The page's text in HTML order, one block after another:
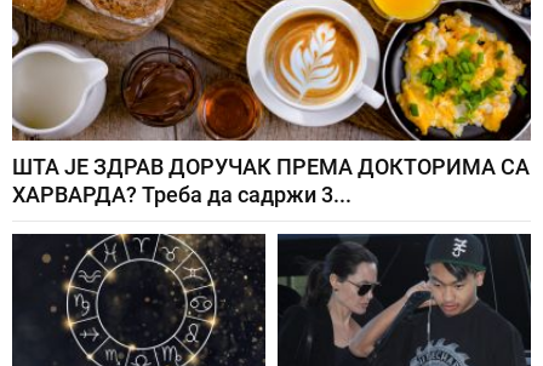
ШТА ЈЕ ЗДРАВ ДОРУЧАК ПРЕМА ДОКТОРИМА СА
ХАРВАРДА? Треба да садржи 3...